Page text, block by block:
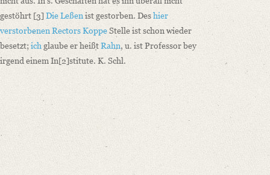
gestöhrt[3] Die Leßenist gestorben. Deshier
verstorbenen Rectors KoppeStelle ist schon wieder
besetzt; ich glaube er heißtRahn, u. ist Professor bey
irgend einem In[2]stitute. K. Schl.